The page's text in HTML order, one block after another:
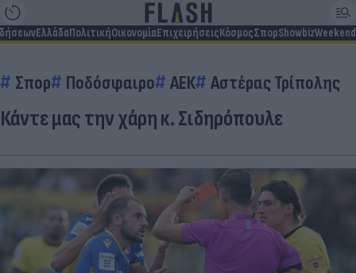
ΕλλάδαΠολιτικήΟικονομίαΕπιχειρήσειςΚόσμοςΣπορShowbizWeekend
Σπορ Ποδόσφαιρο ΑΕΚ Αστέρας Τρίπολης
Κάντε μας την χάρη κ. Σιδηρόπουλε